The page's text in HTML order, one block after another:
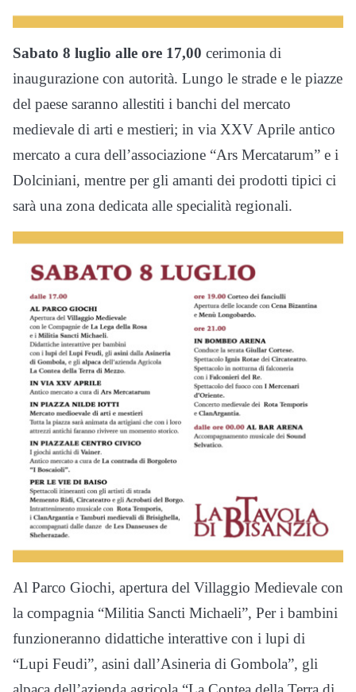
Sabato 8 luglio alle ore 17,00 cerimonia di
inaugurazione con autorità. Lungo le strade e le piazze
del paese saranno allestiti i banchi del mercato
medievale di arti e mestieri; in via XXV Aprile antico
mercato a cura dell’associazione “Ars Mercatarum” e i
Dolciniani, mentre per gli amanti dei prodotti tipici ci
sarà una zona dedicata alle specialità regionali.
Al Parco Giochi, apertura del Villaggio Medievale con
la compagnia “Militia Sancti Michaeli”, Per i bambini
funzioneranno didattiche interattive con i lupi di
“Lupi Feudi”, asini dall’Asineria di Gombola”, gli